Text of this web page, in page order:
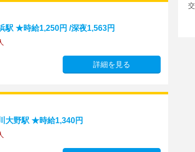
★時給1,250円 /深夜1,563円
詳細を見る
大野駅 ★時給1,340円